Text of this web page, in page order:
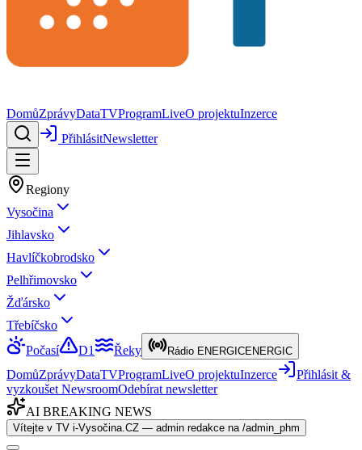
DomůZprávyDataTVProgramLiveO projektuInzerce
PřihlásitNewsletter
Regiony
Vysočina
Jihlavsko
Havlíčkobrodsko
Pelhřimovsko
Žďársko
Třebíčsko
Počasí
D1 Řeky Rádio ENERGICENERGIC
DomůZprávyDataTVProgramLiveO projektuInzerce
Přihlásit &
vyzkoušet NewsroomOdebírat newsletter
AI BREAKING NEWS
Vítejte v TV i-Vysočina.CZ — admin redakce na /admin_phm